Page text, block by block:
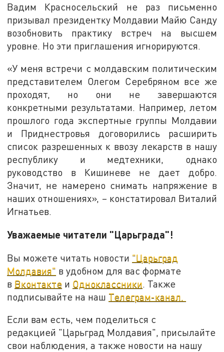
Вадим Красносельский не раз письменно
призывал президентку Молдавии Майю Санду
возобновить практику встреч на высшем
уровне. Но эти приглашения игнорируются.
«У меня встречи с молдавским политическим
представителем Олегом Серебряном все же
проходят, но они не завершаются
конкретными результатами. Например, летом
прошлого года экспертные группы Молдавии
и Приднестровья договорились расширить
список разрешенных к ввозу лекарств в нашу
республику и медтехники, однако
руководство в Кишиневе не дает добро.
Значит, не намерено снимать напряжение в
наших отношениях», – констатировал Виталий
Игнатьев.
Уважаемые читатели "Царьграда"!
Вы можете читать новости "Царьград
Молдавия" в удобном для вас формате
в Вконтакте и Одноклассники . Также
подписывайте на наш Телеграм-канал.
Если вам есть, чем поделиться с
редакцией "Царьград Молдавия", присылайте
свои наблюдения, а также новости на нашу